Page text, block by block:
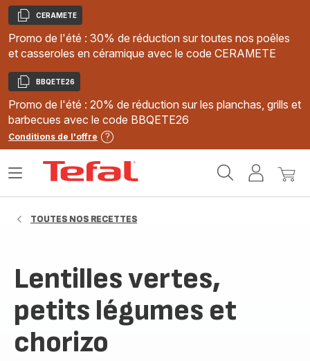
Copier
CERAMETE
Promo de l'été : 30% de réduction sur toutes nos poêles
et casseroles en céramique avec le code CERAMETE
Copier
BBQETE26
Promo de l'été : 20% de réduction sur les planchas, grills et
barbecues avec le code BBQETE26
Conditions de l'offre
MonMon
Ouvrir
TOUTES NOS RECETTES
Lentilles vertes,
petits légumes et
chorizo